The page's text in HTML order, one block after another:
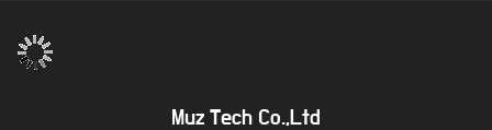
Muz Tech Co.,Ltd